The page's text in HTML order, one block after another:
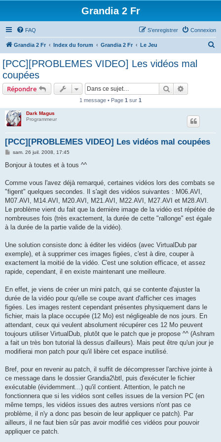
Grandia 2 Fr
FAQ Connexion
S’enregistrer
Grandia 2 Fr Index du forum Grandia 2 Fr Le Jeu
[PCC][PROBLEMES VIDEO] Les vidéos mal
coupées
Répondre Rechercher
1 message • Page 1 sur 1
Dark Magus
Programmeur
[PCC][PROBLEMES VIDEO] Les vidéos mal coupées
M
s
g
sam. 26 juil. 2008, 17:45
Bonjour à toutes et à tous ^^
Comme vous l'avez déjà remarqué, certaines vidéos lors des combats se
"figent" quelques secondes. Il s'agit des vidéos suivantes : M06.AVI,
M07.AVI, M14.AVI, M20.AVI, M21.AVI, M22.AVI, M27.AVI et M28.AVI.
Le problème vient du fait que la dernière image de la vidéo est répétée de
nombreuses fois (très exactement, la durée de cette "rallonge" est égale
à la durée de la partie valide de la vidéo).
Une solution consiste donc à éditer les vidéos (avec VirtualDub par
exemple), et à supprimer ces images figées, c'est à dire, couper à
exactement la moitié de la vidéo. C'est une solution efficace, et assez
rapide, cependant, il en existe maintenant une meilleure.
En effet, je viens de créer un mini patch, qui se contente d'ajuster la
durée de la vidéo pour qu'elle se coupe avant d'afficher ces images
figées. Les images restent cependant présentes physiquement dans le
fichier, mais la place occupée (12 Mo) est négligeable de nos jours. En
attendant, ceux qui veulent absolument récupérer ces 12 Mo peuvent
toujours utiliser VirtualDub, plutôt que le patch que je propose ^^ (Ashram
a fait un très bon tutorial là dessus d'ailleurs). Mais peut être qu'un jour je
modifierai mon patch pour qu'il libère cet espace inutilisé.
Bref, pour en revenir au patch, il suffit de décompresser l'archive jointe à
ce message dans le dossier Grandia2\btl, puis d'exécuter le fichier
exécutable (évidemment...) qu'il contient. Attention, le patch ne
fonctionnera que si les vidéos sont celles issues de la version PC (en
même temps, les vidéos issues des autres versions n'ont pas ce
problème, il n'y a donc pas besoin de leur appliquer ce patch). Par
ailleurs, il ne faut bien sûr pas avoir modifié ces vidéos pour pouvoir
appliquer ce patch.